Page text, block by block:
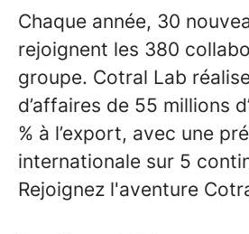
Chaque année, 30
rejoignent les 380
groupe. Cotral Lab
d’affaires de 55 millions
% à l’export, avec une
internationale sur 5
Rejoignez l'aventure